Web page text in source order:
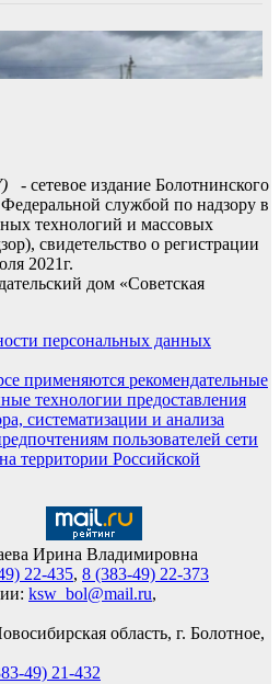
- сетевое издание Болотнинского
службой по надзору в
технологий и массовых
свидетельство о регистрации
2021г.
дом «Советская
персональных данных
применяются рекомендательные
технологии предоставления
систематизации и анализа
пользователей сети
территории Российской
Ирина Владимировна
22-435, 8 (383-49) 22-373
ksw_bol@mail.ru,
область, г. Болотное,
49) 21-432